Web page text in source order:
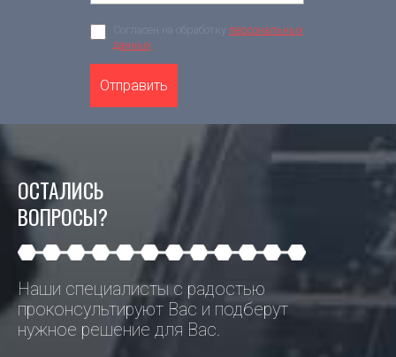
Согласен на обработку персональных
данных
Отправить
ОСТАЛИСЬ
ВОПРОСЫ?
Наши специалисты с радостью
проконсультируют Вас и подберут
нужное решение для Вас.